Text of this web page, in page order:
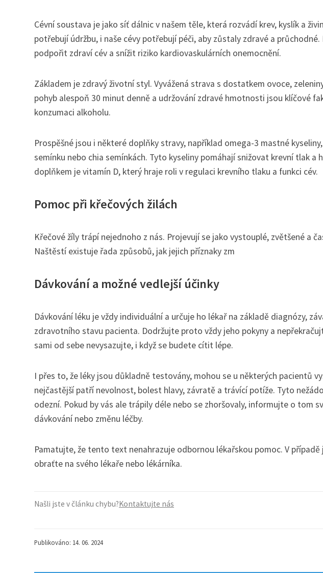
Cévní soustava je jako síť dálnic v našem těle, která rozvádí krev, kyslík a
potřebují údržbu, i naše cévy potřebují péči, aby zůstaly zdravé a
podpořit zdraví cév a snížit riziko kardiovaskulárních onemocnění.
Základem je zdravý životní styl. Vyvážená strava s dostatkem ovoce,
pohyb alespoň 30 minut denně a udržování zdravé hmotnosti jsou klíčové
konzumaci alkoholu.
Prospěšné jsou i některé doplňky stravy, například omega-3 mastné
semínku nebo chia semínkách. Tyto kyseliny pomáhají snižovat krevní tlak
doplňkem je vitamín D, který hraje roli v regulaci krevního tlaku a funkci cév.
Pomoc při křečových žilách
Křečové žíly trápí nejednoho z nás. Projevují se jako vystouplé, zvětšené a
Naštěstí existuje řada způsobů, jak jejich příznaky zm
Dávkování a možné vedlejší účinky
Dávkování léku je vždy individuální a určuje ho lékař na základě diagnózy,
zdravotního stavu pacienta. Dodržujte proto vždy jeho pokyny a
sami od sebe nevysazujte, i když se budete cítit lépe.
I přes to, že léky jsou důkladně testovány, mohou se u některých pacientů
nejčastější patří nevolnost, bolest hlavy, závratě a trávící potíže. Tyto
odezní. Pokud by vás ale trápily déle nebo se zhoršovaly, informujte o tom
dávkování nebo změnu léčby.
Pamatujte, že tento text nenahrazuje odbornou lékařskou pomoc. V
obraťte na svého lékaře nebo lékárníka.
Našli jste v článku chybu?Kontaktujte nás
Publikováno: 14. 06. 2024